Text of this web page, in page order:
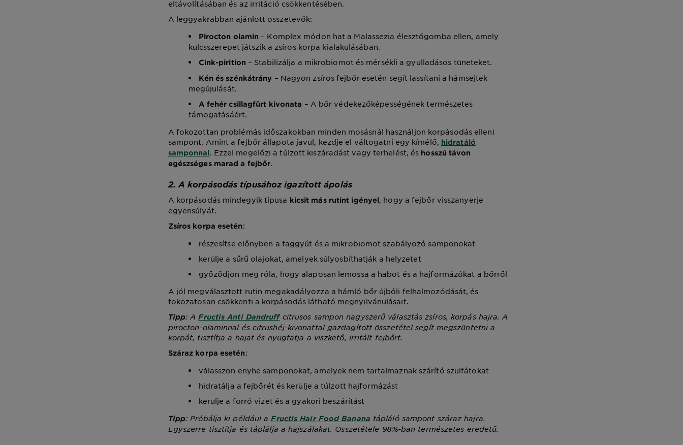
eltávolításában és az irritáció csökkentésében.
A leggyakrabban ajánlott összetevők:
Pirocton olamin – Komplex módon hat a Malassezia élesztőgomba ellen, amely
kulcsszerepet játszik a zsíros korpa kialakulásában.
Cink-pirition – Stabilizálja a mikrobiomot és mérsékli a gyulladásos tüneteket.
Kén és szénkátrány – Nagyon zsíros fejbőr esetén segít lassítani a hámsejtek
megújulását.
A fehér csillagfürt kivonata – A bőr védekezőképességének természetes
támogatásáért.
A fokozottan problémás időszakokban minden mosásnál használjon korpásodás elleni
sampont. Amint a fejbőr állapota javul, kezdje el váltogatni egy kímélő, hidratáló
samponnal. Ezzel megelőzi a túlzott kiszáradást vagy terhelést, és hosszú távon
egészséges marad a fejbőr.
2. A korpásodás típusához igazított ápolás
A korpásodás mindegyik típusa kicsit más rutint igényel, hogy a fejbőr visszanyerje
egyensúlyát.
Zsíros korpa esetén:
részesítse előnyben a faggyút és a mikrobiomot szabályozó samponokat
kerülje a sűrű olajokat, amelyek súlyosbíthatják a helyzetet
győződjön meg róla, hogy alaposan lemossa a habot és a hajformázókat a bőrről
A jól megválasztott rutin megakadályozza a hámló bőr újbóli felhalmozódását, és
fokozatosan csökkenti a korpásodás látható megnyilvánulásait.
Tipp: AFructis Anti Dandruffcitrusos sampon nagyszerű választás zsíros, korpás hajra. A
pirocton-olaminnal és citrushéj-kivonattal gazdagított összetétel segít megszüntetni a
korpát, tisztítja a hajat és nyugtatja a viszkető, irritált fejbőrt.
Száraz korpa esetén:
válasszon enyhe samponokat, amelyek nem tartalmaznak szárító szulfátokat
hidratálja a fejbőrét és kerülje a túlzott hajformázást
kerülje a forró vizet és a gyakori beszárítást
Tipp: Próbálja ki például aFructis Hair Food Banana tápláló sampont száraz hajra.
Egyszerre tisztítja és táplálja a hajszálakat. Összetétele 98%-ban természetes eredetű.